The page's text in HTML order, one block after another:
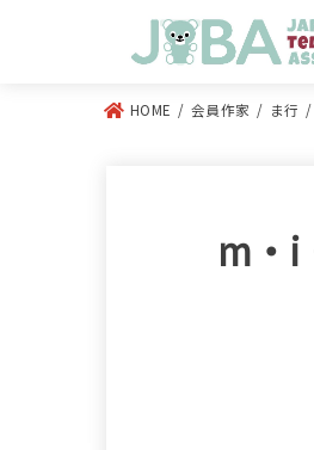
HOME 会員作家 ま行
m・i